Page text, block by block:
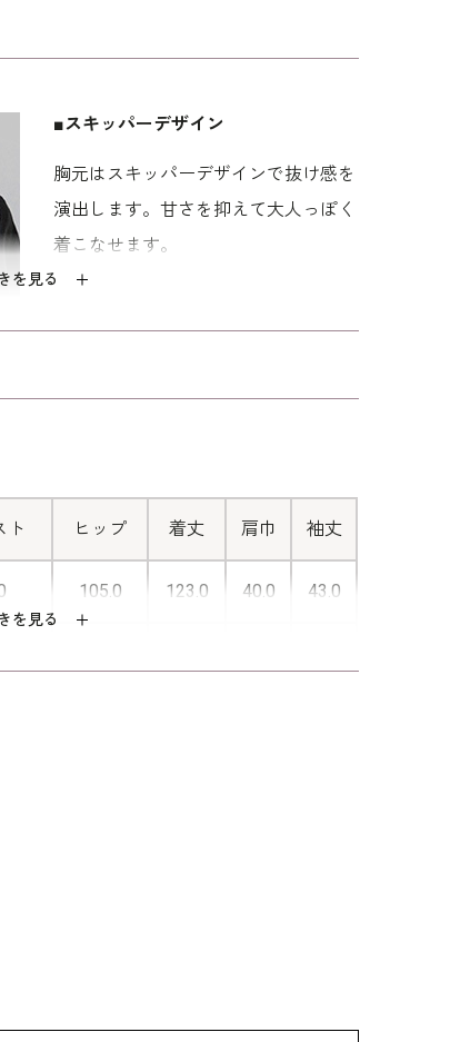
恩会、かしこまりすぎないセレモニーなど
事会、観劇、同窓会などのお出かけ着と
ンピース。クローゼットに１着あると便
心とした、メリハリのあるボディライン
ています。ご自宅でのお洗濯は
を見る
■スキッパーデザイン
胸元はスキッパーデザインで抜け感を
演出します。甘さを抑えて大人っぽく
着こなせます。
を見る
ト ヒップ 着丈 肩巾 袖丈
105.0 123.0 40.0 43.0